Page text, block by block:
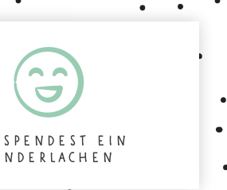
spendest ein